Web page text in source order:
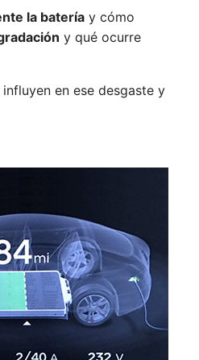
la batería y cómo
y qué ocurre
en ese desgaste y